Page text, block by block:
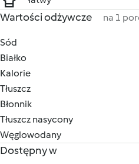
Wartości odżywcze na 1
Sód
Białko
Kalorie
Tłuszcz
Błonnik
Tłuszcz nasycony
Węglowodany
Dostępny w